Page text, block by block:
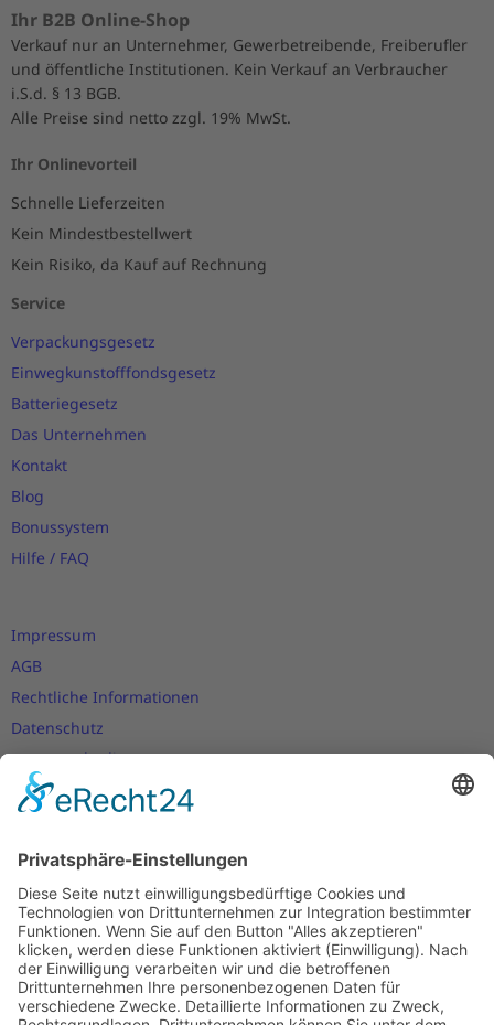
Ihr B2B Online-Shop
Verkauf nur an Unternehmer, Gewerbetreibende, Freiberufler
und öffentliche Institutionen. Kein Verkauf an Verbraucher
i.S.d. § 13 BGB.
Alle Preise sind netto zzgl. 19% MwSt.
Ihr Onlinevorteil
Schnelle Lieferzeiten
Kein Mindestbestellwert
Kein Risiko, da Kauf auf Rechnung
Service
Verpackungsgesetz
Einwegkunstofffondsgesetz
Batteriegesetz
Das Unternehmen
Kontakt
Blog
Bonussystem
Hilfe / FAQ
Impressum
AGB
Rechtliche Informationen
Datenschutz
Nutzungsbedingungen
Versand- und Zahlungsbedingungen
Cookie-Einstellungen
Newsletter
Verpassen Sie keine Neuigkeiten,
Angebote und Gutscheine!
Jetzt anmelden und10 EUR Gutscheinsichern!